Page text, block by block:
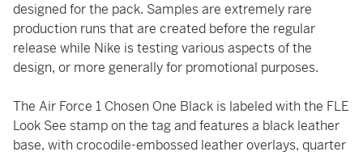
designed for the pack. Samples are extremely rare
production runs that are created before the regular
release while Nike is testing various aspects of the
design, or more generally for promotional purposes.
The Air Force 1 Chosen One Black is labeled with the FLE
Look See stamp on the tag and features a black leather
base, with crocodile-embossed leather overlays, quarter